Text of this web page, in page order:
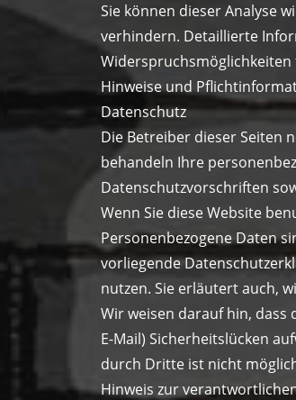
Sie können dieser Analyse
verhindern. Detaillierte
Widerspruchsmöglichkeiten
Hinweise und
Datenschutz
Die Betreiber dieser Seiten
behandeln Ihre
Datenschutzvorschriften
Wenn Sie diese Website
Personenbezogene Daten
vorliegende
nutzen. Sie erläutert auch,
Wir weisen darauf hin,
E-Mail) Sicherheitslücken
durch Dritte ist nicht
Hinweis zur